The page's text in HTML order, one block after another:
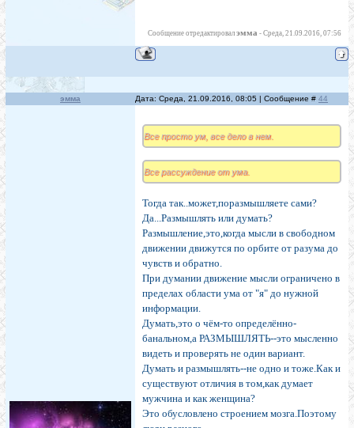
Сообщение отредактировал эмма - Среда, 21.09.2016, 07:56
эмма Дата: Среда, 21.09.2016, 08:05 | Сообщение # 44
Все просто ум, все дело в нем.
Все рассуждение от ума.
Тогда так..может,поразмышляете сами?
Да...Размышлять или думать?
Размышление,это,когда мысли в свободном
движении движутся по орбите от разума до
чувств и обратно.
При думании движение мысли ограничено в
пределах области ума от "я" до нужной
информации.
Думать,это о чём-то определённо-
банальном,а РАЗМЫШЛЯТЬ--это мысленно
видеть и проверять не один вариант.
Думать и размышлять--не одно и тоже.Как и
существуют отличия в том,как думает
мужчина и как женщина?
Это обусловлено строением мозга.Поэтому